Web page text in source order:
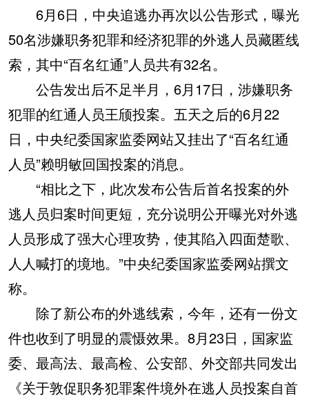
6月6日，中央追逃办再次以公告形式，曝光
50名涉嫌职务犯罪和经济犯罪的外逃人员藏匿线
索，其中“百名红通”人员共有32名。
公告发出后不足半月，6月17日，涉嫌职务
犯罪的红通人员王颀投案。五天之后的6月22
日，中央纪委国家监委网站又挂出了“百名红通
人员”赖明敏回国投案的消息。
“相比之下，此次发布公告后首名投案的外
逃人员归案时间更短，充分说明公开曝光对外逃
人员形成了强大心理攻势，使其陷入四面楚歌、
人人喊打的境地。”中央纪委国家监委网站撰文
称。
除了新公布的外逃线索，今年，还有一份文
件也收到了明显的震慑效果。8月23日，国家监
委、最高法、最高检、公安部、外交部共同发出
《关于敦促职务犯罪案件境外在逃人员投案自首